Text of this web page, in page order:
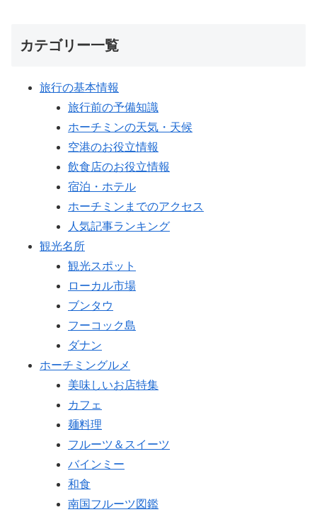
カテゴリー一覧
旅行の基本情報
旅行前の予備知識
ホーチミンの天気・天候
空港のお役立情報
飲食店のお役立情報
宿泊・ホテル
ホーチミンまでのアクセス
人気記事ランキング
観光名所
観光スポット
ローカル市場
ブンタウ
フーコック島
ダナン
ホーチミングルメ
美味しいお店特集
カフェ
麺料理
フルーツ＆スイーツ
バインミー
和食
南国フルーツ図鑑